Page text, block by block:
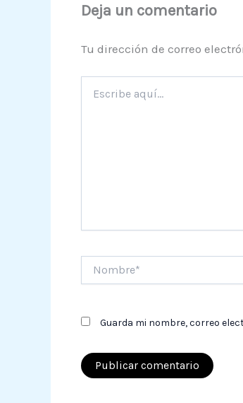
Deja un comentario
Tu dirección de correo
aquí...
Guarda mi nombre, correo